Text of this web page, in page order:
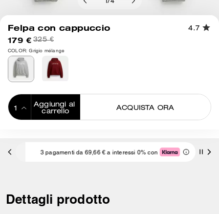
/4
Felpa con cappuccio 4.7
179 € 325 €
COLOR: Grigio mélange
Aggiungi al
carrello
ACQUISTA ORA
3 pagamenti da 69,66 € a interessi 0% con
Dettagli prodotto